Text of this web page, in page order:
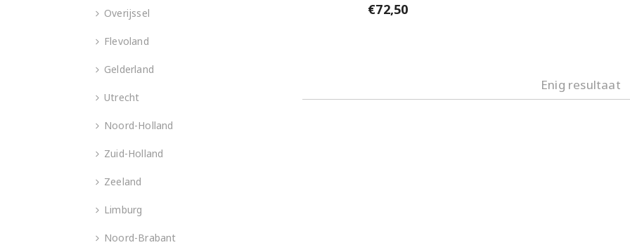
€72,50
Enig resultaat
Overijssel
Flevoland
Gelderland
Utrecht
Noord-Holland
Zuid-Holland
Zeeland
Limburg
Noord-Brabant